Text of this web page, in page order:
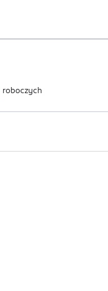
roboczych